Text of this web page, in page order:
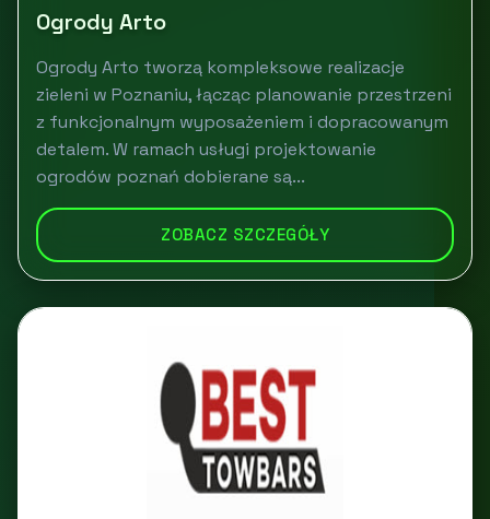
Ogrody Arto
Ogrody Arto tworzą kompleksowe realizacje
zieleni w Poznaniu, łącząc planowanie przestrzeni
z funkcjonalnym wyposażeniem i dopracowanym
detalem. W ramach usługi projektowanie
ogrodów poznań dobierane są...
ZOBACZ SZCZEGÓŁY